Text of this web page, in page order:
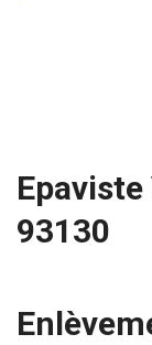
93130